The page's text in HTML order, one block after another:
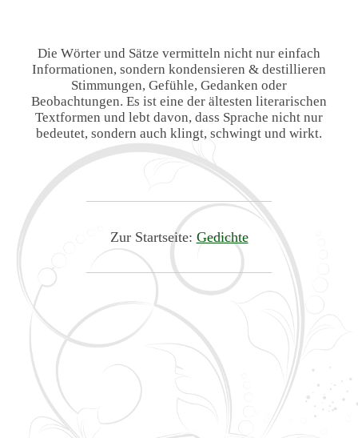
Die Wörter und Sätze vermitteln nicht nur einfach
Informationen, sondern kondensieren & destillieren
Stimmungen, Gefühle, Gedanken oder
Beobachtungen. Es ist eine der ältesten literarischen
Textformen und lebt davon, dass Sprache nicht nur
bedeutet, sondern auch klingt, schwingt und wirkt.
Zur Startseite: Gedichte